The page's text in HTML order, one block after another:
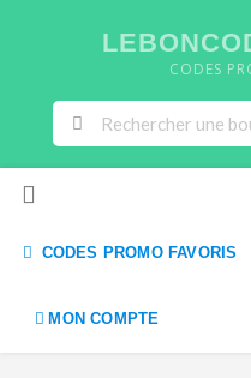
CODES
CODES PROMO FAVORIS
MON COMPTE